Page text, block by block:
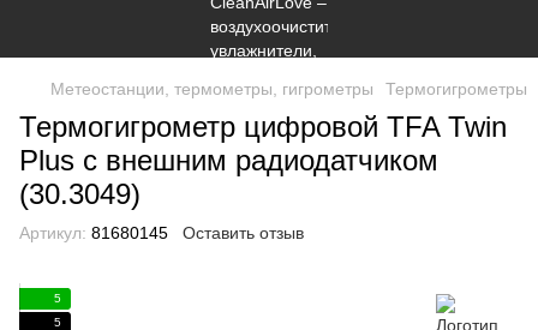
Метеостанции, термометры, гигрометры Термогигрометры
Термогигрометр цифровой TFA Twin
Plus с внешним радиодатчиком
(30.3049)
Артикул: 81680145 Оставить отзыв
5
5